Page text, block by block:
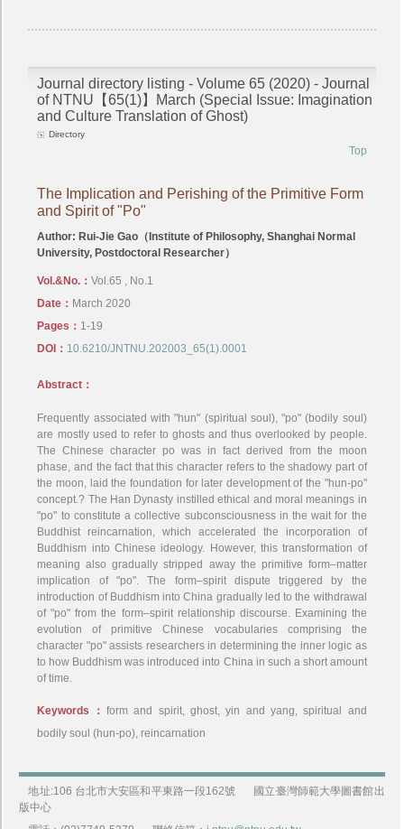
Journal directory listing - Volume 65 (2020) - Journal
of NTNU【65(1)】March (Special Issue: Imagination
and Culture Translation of Ghost)
Directory
Top
The Implication and Perishing of the Primitive Form
and Spirit of "Po"
Author: Rui-Jie Gao（Institute of Philosophy, Shanghai Normal
University, Postdoctoral Researcher）
Vol.&No.：Vol.65 , No.1
Date： March 2020
Pages： 1-19
DOI： 10.6210/JNTNU.202003_65(1).0001
Abstract：
Frequently associated with "hun" (spiritual soul), "po" (bodily soul)
are mostly used to refer to ghosts and thus overlooked by people.
The Chinese character po was in fact derived from the moon
phase, and the fact that this character refers to the shadowy part of
the moon, laid the foundation for later development of the "hun-po"
concept.? The Han Dynasty instilled ethical and moral meanings in
"po" to constitute a collective subconsciousness in the wait for the
Buddhist reincarnation, which accelerated the incorporation of
Buddhism into Chinese ideology. However, this transformation of
meaning also gradually stripped away the primitive form–matter
implication of "po". The form–spirit dispute triggered by the
introduction of Buddhism into China gradually led to the withdrawal
of "po" from the form–spirit relationship discourse. Examining the
evolution of primitive Chinese vocabularies comprising the
character "po" assists researchers in determining the inner logic as
to how Buddhism was introduced into China in such a short amount
of time.
Keywords：form and spirit, ghost, yin and yang, spiritual and
bodily soul (hun-po), reincarnation
地址:106 台北市大安區和平東路一段162號
國立臺灣師範大學圖書館出
版中心